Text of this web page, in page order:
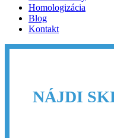
Homologizácia
Blog
Kontakt
NÁJDI